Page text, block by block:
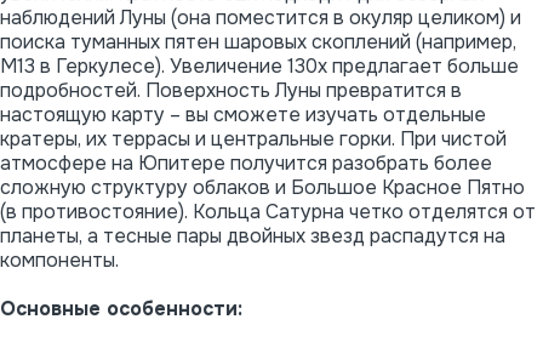
наблюдений Луны (она поместится в окуляр целиком) и
поиска туманных пятен шаровых скоплений (например,
М13 в Геркулесе). Увеличение 130х предлагает больше
подробностей. Поверхность Луны превратится в
настоящую карту – вы сможете изучать отдельные
кратеры, их террасы и центральные горки. При чистой
атмосфере на Юпитере получится разобрать более
сложную структуру облаков и Большое Красное Пятно
(в противостояние). Кольца Сатурна четко отделятся от
планеты, а тесные пары двойных звезд распадутся на
компоненты.
Основные особенности: